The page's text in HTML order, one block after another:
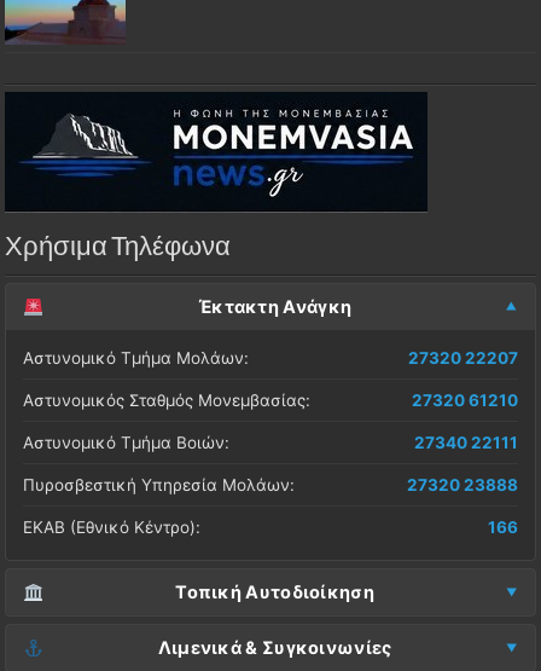
Χρήσιμα Τηλέφωνα
Έκτακτη Ανάγκη
Αστυνομικό Τμήμα Μολάων: 27320 22207
Αστυνομικός Σταθμός Μονεμβασίας: 27320 61210
Αστυνομικό Τμήμα Βοιών: 27340 22111
Πυροσβεστική Υπηρεσία Μολάων: 27320 23888
ΕΚΑΒ (Εθνικό Κέντρο): 166
Τοπική Αυτοδιοίκηση
Δήμος Μονεμβασίας (Έδρα):
Λιμενικά & Συγκοινωνίες